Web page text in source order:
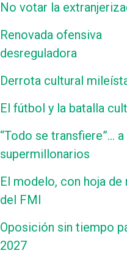
No votar la
Renovada ofensiva
desreguladora
Derrota cultural
El fútbol y la batalla
“Todo se transfiere”…
supermillonarios
El modelo, con hoja de
del FMI
Oposición sin tiempo
2027